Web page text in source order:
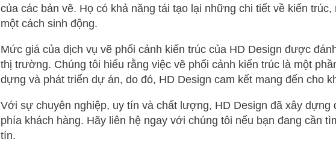
của các bản vẽ. Họ có khả năng tái tạo lại những chi tiết về kiến
một cách sinh động.
Mức giá của dịch vụ vẽ phối cảnh kiến trúc của HD Design được
thị trường. Chúng tôi hiểu rằng việc vẽ phối cảnh kiến trúc là một
dựng và phát triển dự án, do đó, HD Design cam kết mang đến cho
Với sự chuyên nghiệp, uy tín và chất lượng, HD Design đã xây
phía khách hàng. Hãy liên hệ ngay với chúng tôi nếu bạn đang cần
tín.